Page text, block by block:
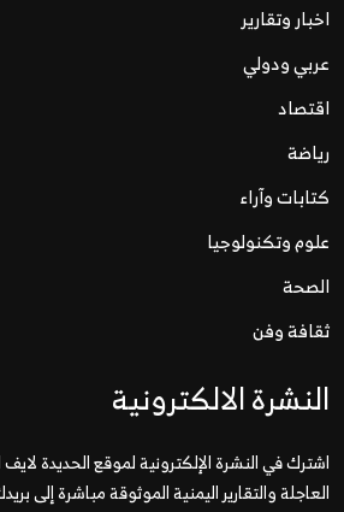
اخبار وتقارير
عربي ودولي
اقتصاد
رياضة
كتابات وآراء
علوم وتكنولوجيا
الصحة
ثقافة وفن
النشرة الالكترونية
اشترك في النشرة الإلكترونية لموقع الحديدة
العاجلة والتقارير اليمنية الموثوقة مباشرة إلى